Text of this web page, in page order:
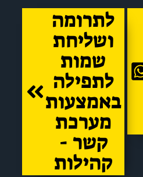
לתרומה
ושליחת
שמות
לתפילה
באמצעות
מערכת
קשר -
קהילות